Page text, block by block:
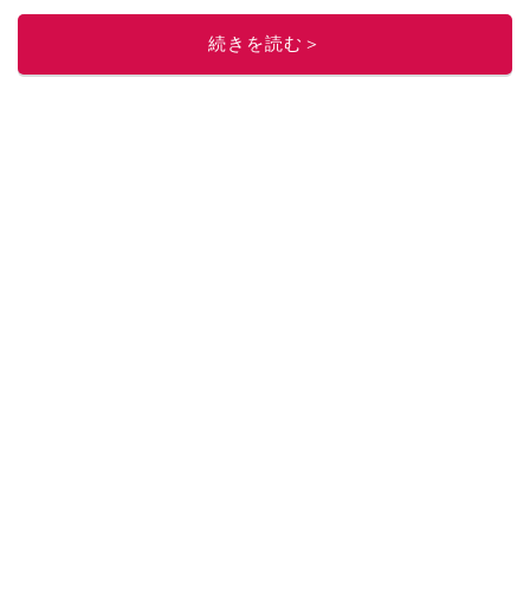
続きを読む＞